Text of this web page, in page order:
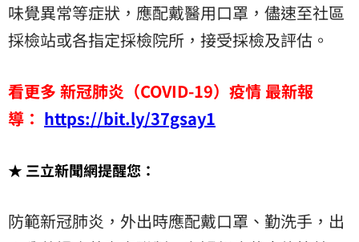
味覺異常等症狀，應配戴醫用口罩，儘速至社區
採檢站或各指定採檢院所，接受採檢及評估。
看更多 新冠肺炎（COVID-19）疫情 最新報
導： https://bit.ly/37gsay1
★ 三立新聞網提醒您：
防範新冠肺炎，外出時應配戴口罩、勤洗手，出